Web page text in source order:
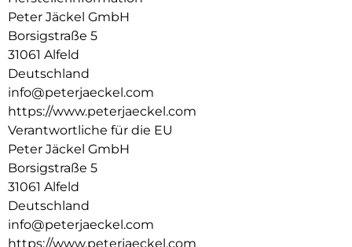
Peter Jäckel GmbH
Borsigstraße 5
31061 Alfeld
Deutschland
info@peterjaeckel.com
https://www.peterjaeckel.com
Verantwortliche für die EU
Peter Jäckel GmbH
Borsigstraße 5
31061 Alfeld
Deutschland
info@peterjaeckel.com
https://www.peterjaeckel.com